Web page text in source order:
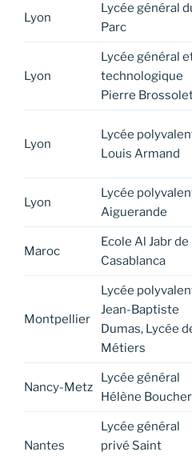
Lyon
Lycée général
Parc
Lyon
Lycée général
technologique
Pierre
Lyon
Lycée
Louis Armand
Lyon
Lycée
Aiguerande
Maroc
Ecole Al Jabr de
Casablanca
Montpellier
Lycée
Jean-Baptiste
Dumas, Lycée
Métiers
Nancy-Metz
Lycée général
Hélène Boucher
Nantes
Lycée général
privé Saint